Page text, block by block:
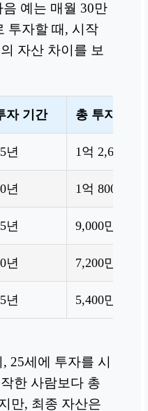
예는 매월 30만
투자할 때, 시작
자산 차이를 보
자 기간 총 투자 금액
년 1억 2,600만
년 1억 800만원
년 9,000만원
년 7,200만원
년 5,400만원
25세에 투자를 시
한 사람보다 총
만, 최종 자산은